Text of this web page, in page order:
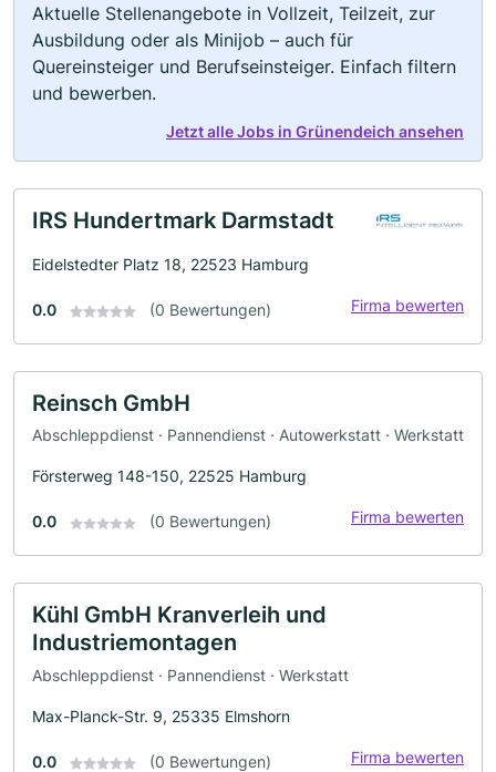
Aktuelle Stellenangebote in Vollzeit, Teilzeit, zur
Ausbildung oder als Minijob – auch für
Quereinsteiger und Berufseinsteiger. Einfach filtern
und bewerben.
Jetzt alle Jobs in Grünendeich ansehen
IRS Hundertmark Darmstadt
Eidelstedter Platz 18, 22523 Hamburg
0.0 (0 Bewertungen) Firma bewerten
Reinsch GmbH
Abschleppdienst · Pannendienst · Autowerkstatt · Werkstatt
Försterweg 148-150, 22525 Hamburg
0.0 (0 Bewertungen) Firma bewerten
Kühl GmbH Kranverleih und
Industriemontagen
Abschleppdienst · Pannendienst · Werkstatt
Max-Planck-Str. 9, 25335 Elmshorn
0.0 (0 Bewertungen) Firma bewerten